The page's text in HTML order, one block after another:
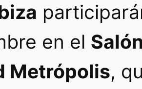
en el
Metrópolis,